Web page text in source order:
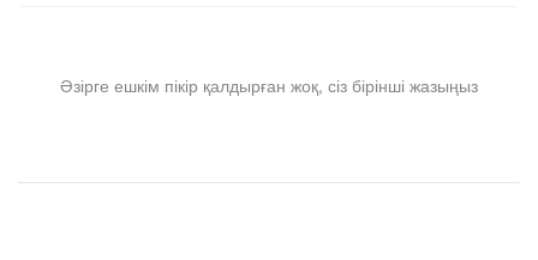
Әзірге ешкім пікір қалдырған жоқ, сіз бірінші жазыңыз